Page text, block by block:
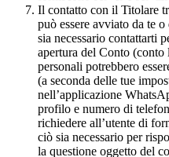
Il contatto con il Titolare
può essere avviato da te
sia necessario contattarti
apertura del Conto
personali potrebbero
(a seconda delle tue
nell’applicazione
profilo e numero di
richiedere all’utente di
ciò sia necessario per
la questione oggetto del